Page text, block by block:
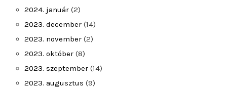
2024. január (2)
2023. december (14)
2023. november (2)
2023. október (8)
2023. szeptember (14)
2023. augusztus (9)